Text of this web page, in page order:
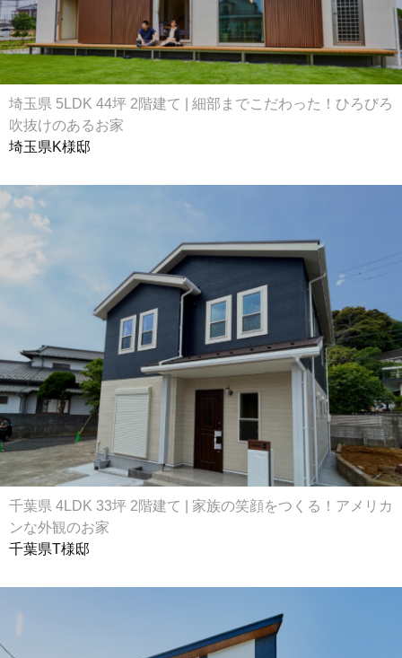
埼玉県 5LDK 44坪 2階建て | 細部までこだわった！ひろびろ
吹抜けのあるお家
埼玉県K様邸
千葉県 4LDK 33坪 2階建て | 家族の笑顔をつくる！アメリカ
ンな外観のお家
千葉県T様邸